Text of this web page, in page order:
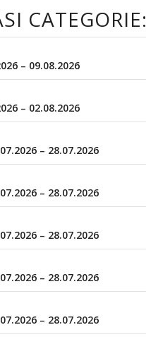
CATEGORIE:
– 09.08.2026
– 02.08.2026
– 28.07.2026
– 28.07.2026
– 28.07.2026
– 28.07.2026
– 28.07.2026